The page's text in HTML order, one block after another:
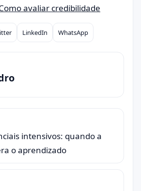
avaliar credibilidade
LinkedIn WhatsApp
intensivos: quando a
o aprendizado